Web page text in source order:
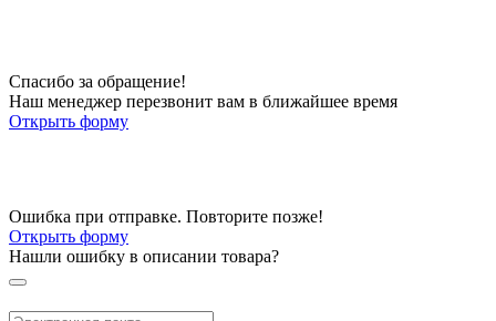
Спасибо за обращение!
Наш менеджер перезвонит вам в ближайшее время
Открыть форму
Ошибка при отправке. Повторите позже!
Открыть форму
Нашли ошибку в описании товара?